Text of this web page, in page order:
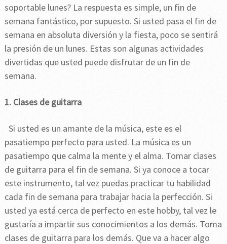
soportable lunes? La respuesta es simple, un fin de
semana fantástico, por supuesto. Si usted pasa el fin de
semana en absoluta diversión y la fiesta, poco se sentirá
la presión de un lunes. Estas son algunas actividades
divertidas que usted puede disfrutar de un fin de
semana.
1. Clases de guitarra
Si usted es un amante de la música, este es el
pasatiempo perfecto para usted. La música es un
pasatiempo que calma la mente y el alma. Tomar clases
de guitarra para el fin de semana. Si ya conoce a tocar
este instrumento, tal vez puedas practicar tu habilidad
cada fin de semana para trabajar hacia la perfección. Si
usted ya está cerca de perfecto en este hobby, tal vez le
gustaría a impartir sus conocimientos a los demás. Toma
clases de guitarra para los demás. Que va a hacer algo